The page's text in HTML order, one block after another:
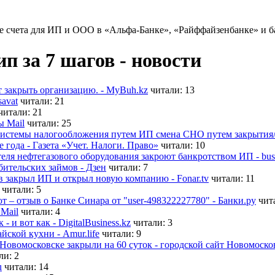
счета для ИП и ООО в «Альфа-Банке», «Райффайзенбанке» и
за 7 шагов - новости
организацию. - MyBuh.kz читали: 13
читали: 21
21
Mail читали: 25
налогообложения путем ИП смена СНО путем
- Газета «Учет. Налоги. Право» читали: 10
нефтегазового оборудования закроют банкротством ИП -
займов - Дзен читали: 7
закрыл ИП и открыл новую компанию - Fonar.tv читали: 11
читали: 5
– отзыв о Банке Синара от "user-498322227780" - Банки.ру
читали: 4
- и вот как - DigitalBusiness.kz читали: 3
кухни - Amur.life читали: 9
закрыли на 60 суток - городской сайт
2
читали: 14